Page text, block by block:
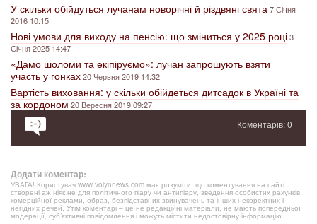
У скільки обійдуться лучанам новорічні й різдвяні свята7 Січня
2016 10:15
Нові умови для виходу на пенсію: що зміниться у 2025 році3
Січня 2025 14:47
«Дамо шоломи та екіпіруємо»: лучан запрошують взяти
участь у гонках20 Червня 2019 14:32
Вартість виховання: у скільки обійдеться дитсадок в Україні та
за кордоном20 Вересня 2019 09:27
Коментарів: 0
Додати коментар:
УВАГА! Користувач www.volynnews.com має розуміти, що коментування на сайті
створені аж ніяк не для політичного піару чи антипіару, зведення особистих рахунків,
комерційної реклами, образ, безпідставних звинувачень та інших некоректних і
негідних речей. Утім коментарі – це не редакційні матеріали, не мають попередньої
модерації, суб’єктивні повідомлення і можуть містити недостовірну інформацію.